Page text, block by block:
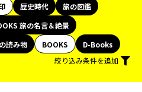
歴史時代
旅の図鑑
旅の名言＆絶景
読み物 BOOKS
D-Books
絞り込み条件を追加